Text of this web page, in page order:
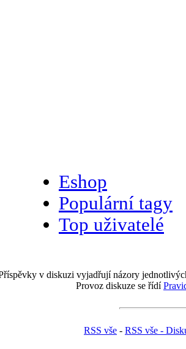
Eshop
Populární tagy
Top uživatelé
v diskuzi vyjadřují názory
Provoz diskuze se řídí
RSS vše - RSS vše -